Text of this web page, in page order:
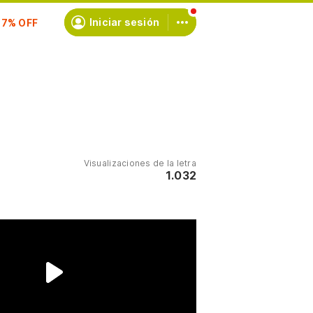
Iniciar sesión
Visualizaciones de la letra
1.032